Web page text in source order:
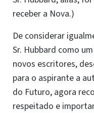
receber a Nova.)
De considerar
Sr. Hubbard como
novos escritores,
para o aspirante a
do Futuro, agora
respeitado e